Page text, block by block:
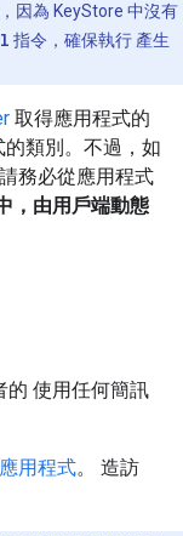
因為 KeyStore 中沒有
指令，確保執行 產生
取得應用程式的
類別。不過，如
務必從應用程式
，由用戶端動態
的 使用任何簡訊
用程式。 造訪